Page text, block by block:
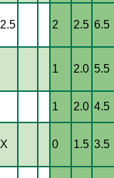
2.5 2 2.5 6.5
1 2.0 5.5
1 2.0 4.5
X 0 1.5 3.5